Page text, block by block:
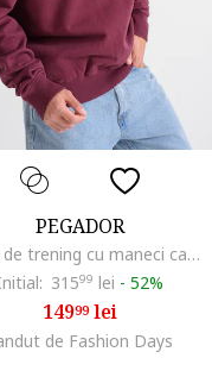
PEGADOR
Bluza de trening cu maneci cazute si croiala lejera, Rosu
31599 lei - 52%
14999lei
de Fashion Days